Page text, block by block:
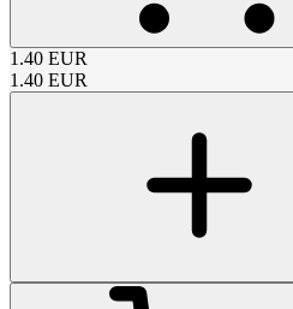
1.40 EUR
1.40 EUR